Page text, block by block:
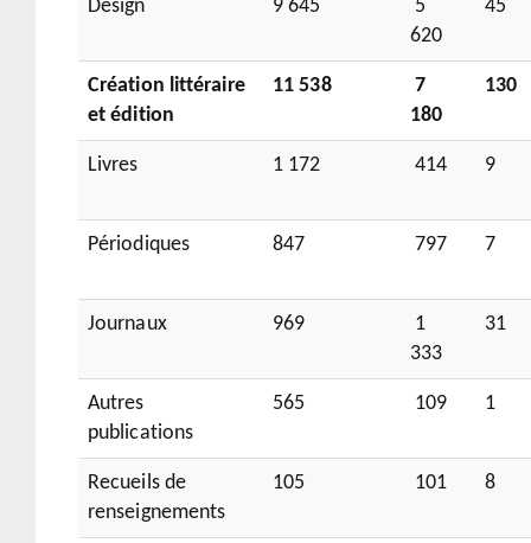
Design 9 645
5
620
45
Création littéraire
et édition
11 538
7
180
130
Livres 1 172 414 9
Périodiques 847 797 7
Journaux 969
1
333
31
Autres
publications
565 109 1
Recueils de
renseignements
105 101 8